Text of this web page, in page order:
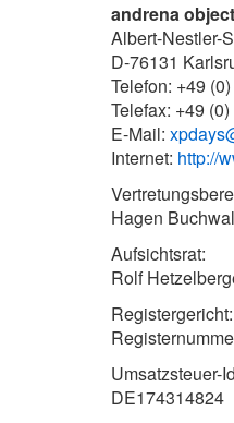
andrena
Albert-Nestler-
D-76131
Telefon: +49
Telefax: +49
E-Mail:
Internet: http://
Hagen
Aufsichtsrat:
Rolf
Umsatzsteuer-
DE174314824